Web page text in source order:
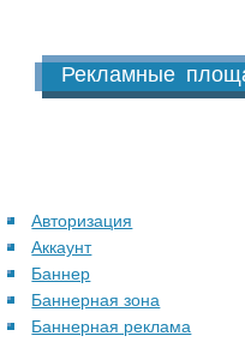
Рекламные
Авторизация
Аккаунт
Баннер
Баннерная зона
Баннерная реклама